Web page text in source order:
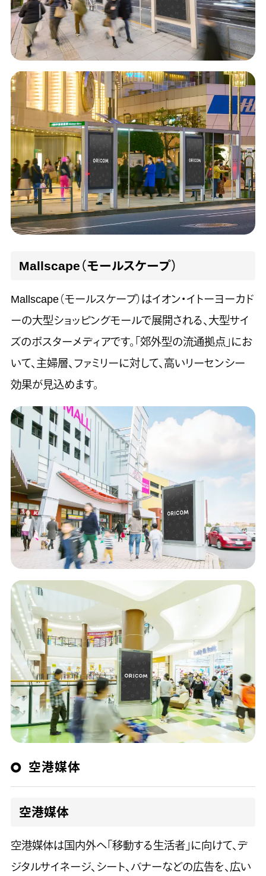
Mallscape（モールスケープ）
Mallscape（モールスケープ）はイオン・イトーヨーカド
ーの大型ショッピングモールで展開される、大型サイ
ズのポスターメディアです。「郊外型の流通拠点」にお
いて、主婦層、ファミリーに対して、高いリーセンシー
効果が見込めます。
空港媒体
空港媒体
空港媒体は国内外へ「移動する生活者」に向けて、デ
ジタルサイネージ、シート、バナーなどの広告を、広い